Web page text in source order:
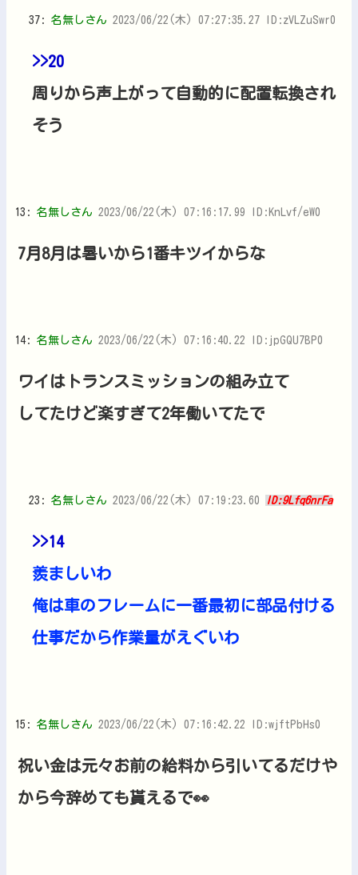
37: 名無しさん 2023/06/22(木) 07:27:35.27 ID:zVLZuSwr0
>>20
周りから声上がって自動的に配置転換され
そう
13: 名無しさん 2023/06/22(木) 07:16:17.99 ID:KnLvf/eW0
7月8月は暑いから1番キツイからな
14: 名無しさん 2023/06/22(木) 07:16:40.22 ID:jpGQU7BP0
ワイはトランスミッションの組み立て
してたけど楽すぎて2年働いてたで
23: 名無しさん 2023/06/22(木) 07:19:23.60 ID:9Lfq6nrFa
>>14
羨ましいわ
俺は車のフレームに一番最初に部品付ける
仕事だから作業量がえぐいわ
15: 名無しさん 2023/06/22(木) 07:16:42.22 ID:wjftPbHs0
祝い金は元々お前の給料から引いてるだけや
から今辞めても貰えるで👀